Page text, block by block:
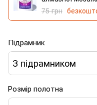
75 грн
Підрамник
З підрамником
Розмір полотна